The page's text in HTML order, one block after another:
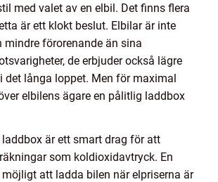
med valet av en elbil. Det finns flera
är ett klokt beslut. Elbilar är inte
mindre förorenande än sina
de erbjuder också lägre
det långa loppet. Men för maximal
elbilens ägare en pålitlig laddbox
är ett smart drag för att
som koldioxidavtryck. En
att ladda bilen när elpriserna är